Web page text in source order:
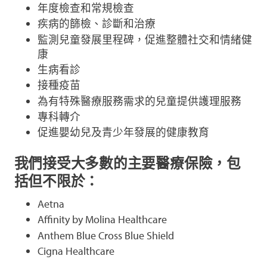
年度檢查和常規檢查
疾病的篩檢、診斷和治療
監測兒童發展里程碑，促進整體社交和情緒健
康
生病看診
接種疫苗
為有特殊醫療服務需求的兒童提供護理服務
專科轉介
促進嬰幼兒及青少年發展的健康教育
我們接受大多數的主要醫療保險，包
括但不限於：
Aetna
Affinity by Molina Healthcare
Anthem Blue Cross Blue Shield
Cigna Healthcare